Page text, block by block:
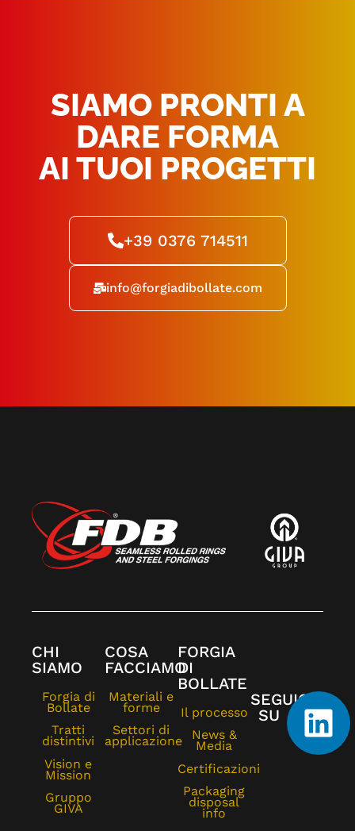
SIAMO PRONTI A
DARE FORMA
AI TUOI PROGETTI
+39 0376 714511
info@forgiadibollate.com
CHI
SIAMO
Forgia di
Bollate
Tratti
distintivi
Vision e
Mission
Gruppo
GIVA
COSA
FACCIAMO
Materiali e
forme
Settori di
applicazione
FORGIA
DI
BOLLATE
Il processo
News &
Media
Certificazioni
Packaging
disposal
info
SEGUICI
SU